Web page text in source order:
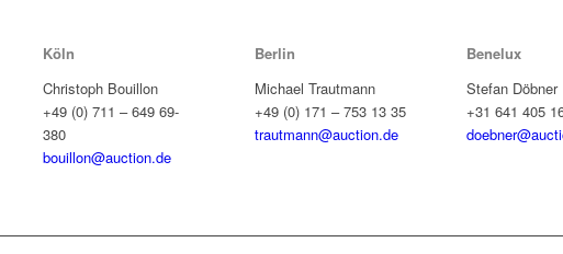
Köln
Christoph Bouillon
+49 (0) 711 – 649 69-
380
bouillon@auction.de
Berlin
Michael Trautmann
+49 (0) 171 – 753 13 35
trautmann@auction.de
Benelux
Stefan Döbner
+31 641 405